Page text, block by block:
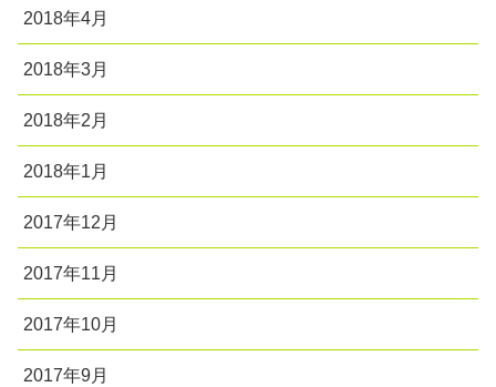
2018年4月
2018年3月
2018年2月
2018年1月
2017年12月
2017年11月
2017年10月
2017年9月